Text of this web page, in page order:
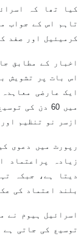
کیا تھا کہ
تاہم اس کے جواب
کرمیئیل اور صفد
اخبار کے مطابق
اس بات پر تشویش
ایک عارضی
میں 60 دن کی
ازسر نو تنظیم
رپورٹ میں دعوی
زیادہ پراعتماد
دیتا ہے، جبکہ
بلند اعتماد کی
توسیع کی جاتی